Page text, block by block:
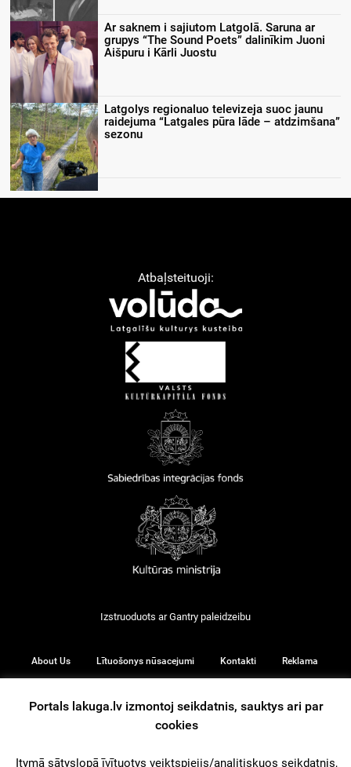
Ar saknem i sajiutom Latgolā. Saruna ar
grupys “The Sound Poets” dalinīkim Juoni
Aišpuru i Kārli Juostu
Latgolys regionaluo televizeja suoc jaunu
raidejuma “Latgales pūra lāde – atdzimšana”
sezonu
Atbaļsteituoji:
Izstruoduots arGantry paleidzeibu
About Us Lītuošonys nūsacejumi Kontakti Reklama
Portals lakuga.lv izmontoj seikdatnis, sauktys ari par
cookies
Itymā sātyslopā īvītuotys veiktspiejis/analitiskuos seikdatnis,